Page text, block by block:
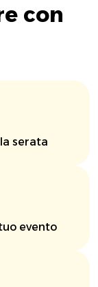
con
serata
evento